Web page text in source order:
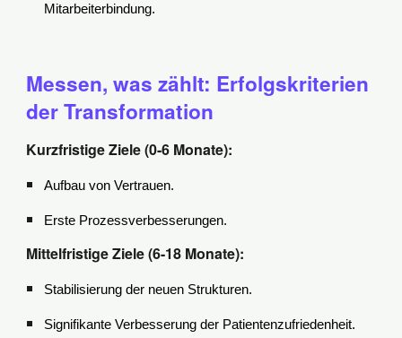
Mitarbeiterbindung.
Messen, was zählt: Erfolgskriterien
der Transformation
Kurzfristige Ziele (0-6 Monate):
Aufbau von Vertrauen.
Erste Prozessverbesserungen.
Mittelfristige Ziele (6-18 Monate):
Stabilisierung der neuen Strukturen.
Signifikante Verbesserung der Patientenzufriedenheit.